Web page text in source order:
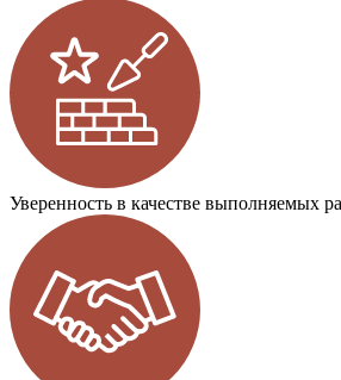
Уверенность в качестве выполняемых